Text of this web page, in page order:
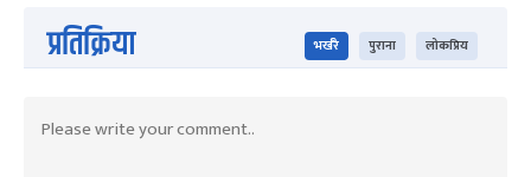
प्रतिक्रिया भर्खरै पुराना लोकप्रिय